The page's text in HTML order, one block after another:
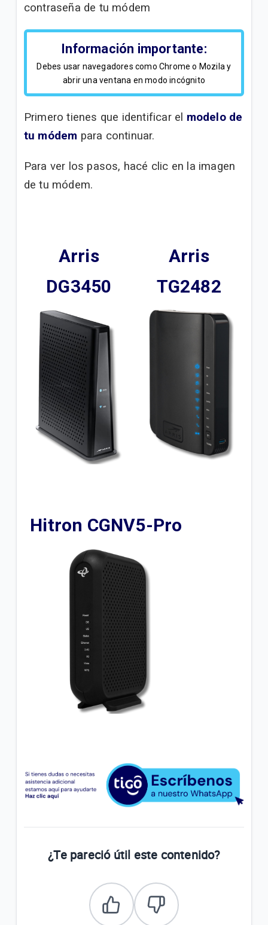
Aplicaciones ONE TV | Hogar
Funciones One TV APP | Móvil
Mensaje de mora removible en Internet Residencial
contraseña de tu módem
Información importante:
Debes usar navegadores como Chrome o Mozila y
abrir una ventana en modo incógnito
Primero tienes que identificar el modelo de
tu módem para continuar.
Para ver los pasos, hacé clic en la imagen
de tu módem.
Arris
DG3450
Arris
TG2482
Hitron CGNV5-Pro
¿Te pareció útil este contenido?